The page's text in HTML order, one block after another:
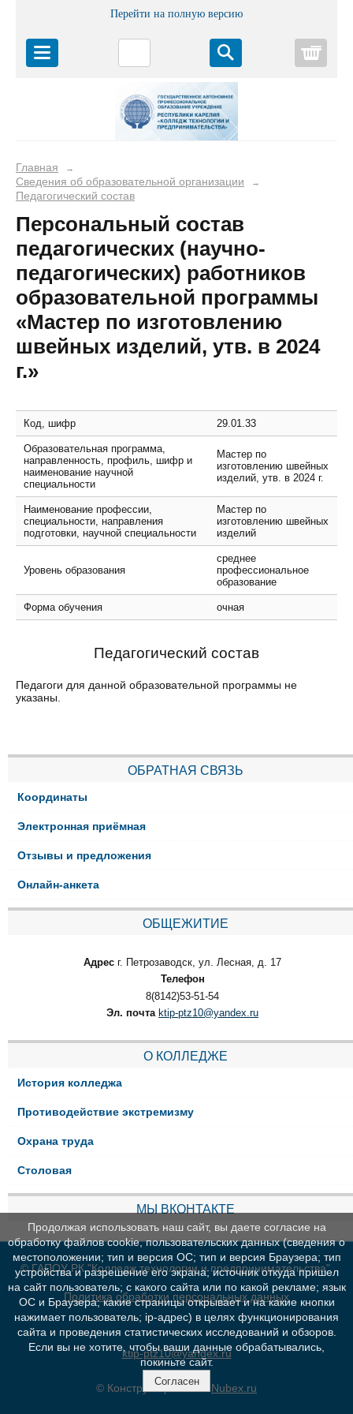
Перейти на полную версию
Главная →
Сведения об образовательной организации →
Педагогический состав
Персональный состав
педагогических (научно-
педагогических) работников
образовательной программы
«Мастер по изготовлению
швейных изделий, утв. в 2024
г.»
Код, шифр 29.01.33
Образовательная программа,
направленность, профиль, шифр и
наименование научной
специальности
Мастер по
изготовлению швейных
изделий, утв. в 2024 г.
Наименование профессии,
специальности, направления
подготовки, научной специальности
Мастер по
изготовлению швейных
изделий
Уровень образования
среднее
профессиональное
образование
Форма обучения очная
Педагогический состав
Педагоги для данной образовательной программы не
указаны.
ОБРАТНАЯ СВЯЗЬ
Координаты
Электронная приёмная
Отзывы и предложения
Онлайн-анкета
ОБЩЕЖИТИЕ
Адрес г. Петрозаводск, ул. Лесная, д. 17
Телефон
8(8142)53-51-54
Эл. почта ktip-ptz10@yandex.ru
О КОЛЛЕДЖЕ
История колледжа
Противодействие экстремизму
Охрана труда
Столовая
МЫ ВКОНТАКТЕ
© ГАПОУ РК "Колледж технологии и предпринимательства"
Политика обработки персональных данных
ktip-ptz10@yandex.ru
© Конструктор сайтов Nubex.ru
Продолжая использовать наш сайт, вы даете согласие на
обработку файлов cookie, пользовательских данных (сведения о
местоположении; тип и версия ОС; тип и версия Браузера; тип
устройства и разрешение его экрана; источник откуда пришел
на сайт пользователь; с какого сайта или по какой рекламе; язык
ОС и Браузера; какие страницы открывает и на какие кнопки
нажимает пользователь; ip-адрес) в целях функционирования
сайта и проведения статистических исследований и обзоров.
Если вы не хотите, чтобы ваши данные обрабатывались,
покиньте сайт.
Согласен